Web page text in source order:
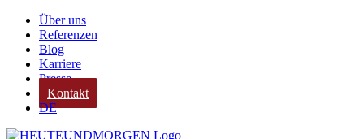
Zum
Inhalt
springen
Über uns
Referenzen
Blog
Karriere
Presse
Kontakt
DE